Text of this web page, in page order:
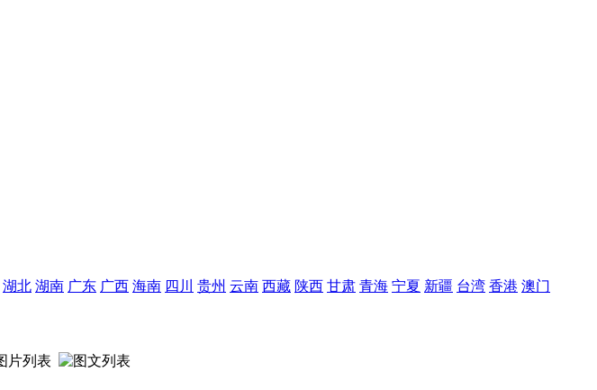
湖北 湖南 广东 广西 海南 四川 贵州 云南 西藏 陕西 甘肃 青海 宁夏 新疆 台湾 香港 澳门